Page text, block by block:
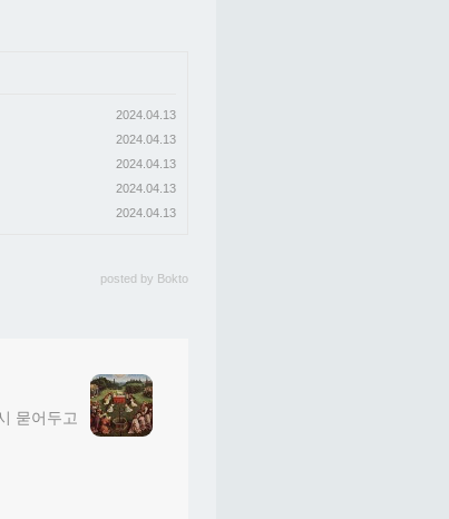
2024.04.13
2024.04.13
2024.04.13
2024.04.13
2024.04.13
posted by Bokto
묻어두고